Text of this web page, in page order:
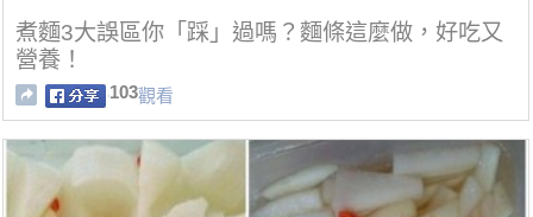
煮麵3大誤區你「踩」過嗎？麵條這麼做，好吃又
營養！
103觀看